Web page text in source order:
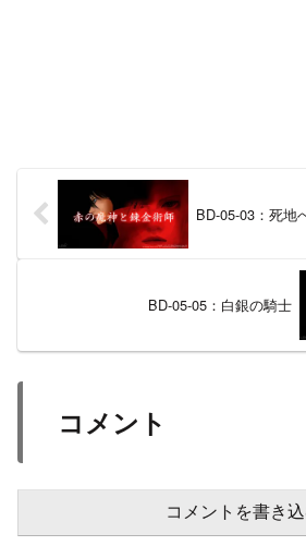
BD-05-03：死地
BD-05-05：白銀の騎士
コメント
コメントを書き